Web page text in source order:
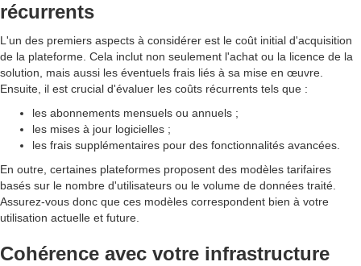
récurrents
L'un des premiers aspects à considérer est le coût initial d'acquisition
de la plateforme. Cela inclut non seulement l'achat ou la licence de la
solution, mais aussi les éventuels frais liés à sa mise en œuvre.
Ensuite, il est crucial d'évaluer les coûts récurrents tels que :
les abonnements mensuels ou annuels ;
les mises à jour logicielles ;
les frais supplémentaires pour des fonctionnalités avancées.
En outre, certaines plateformes proposent des modèles tarifaires
basés sur le nombre d'utilisateurs ou le volume de données traité.
Assurez-vous donc que ces modèles correspondent bien à votre
utilisation actuelle et future.
Cohérence avec votre infrastructure